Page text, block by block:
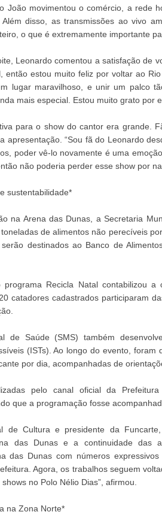
João movimentou o comércio, a rede
disso, as transmissões ao vivo
o que é extremamente importante
Leonardo comentou a satisfação de
então estou muito feliz por voltar ao
lugar maravilhoso, e unir um palco
mais especial. Estou muito grato por
para o show do cantor era grande.
apresentação. “Sou fã do Leonardo
poder vê-lo novamente é uma
não poderia perder esse show por
sustentabilidade*
na Arena das Dunas, a Secretaria
de alimentos não perecíveis
destinados ao Banco de
programa Recicla Natal contabilizou
catadores cadastrados participaram
de Saúde (SMS) também
(ISTs). Ao longo do evento,
por dia, acompanhadas de
pelo canal oficial da
que a programação fosse
de Cultura e presidente da
das Dunas e a continuidade das
das Dunas com números
Agora, os trabalhos seguem
no Polo Nélio Dias”, afirmou.
na Zona Norte*